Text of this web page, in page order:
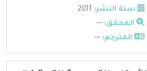
سنة النشر:
المحقق: ---
المترجم: ---